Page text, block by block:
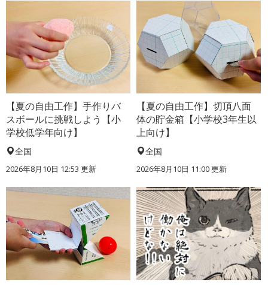
【夏の自由工作】手作りバ
スボールに挑戦しよう【小
学校低学年向け】
全国
2026年8月10日 12:53 更新
【夏の自由工作】切頂八面
体の貯金箱【小学校3年生以
上向け】
全国
2026年8月10日 11:00更新